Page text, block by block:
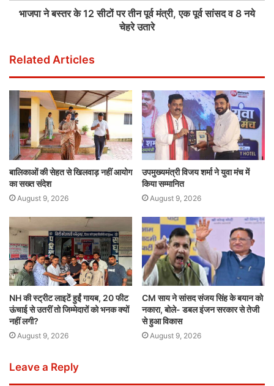
भाजपा ने बस्तर के 12 सीटों पर तीन पूर्व मंत्री, एक पूर्व सांसद व 8 नये
चेहरे उतारे
Related Articles
बालिकाओं की सेहत से खिलवाड़ नहीं आयोग
का सख्त संदेश
August 9, 2026
उपमुख्यमंत्री विजय शर्मा ने युवा मंच में
किया सम्मानित
August 9, 2026
NH की स्ट्रीट लाइटें हुईं गायब, 20 फीट
ऊंचाई से उतरीं तो जिम्मेदारों को भनक क्यों
नहीं लगी?
August 9, 2026
CM साय ने सांसद संजय सिंह के बयान को
नकारा, बोले- डबल इंजन सरकार से तेजी
से हुआ विकास
August 9, 2026
Leave a Reply